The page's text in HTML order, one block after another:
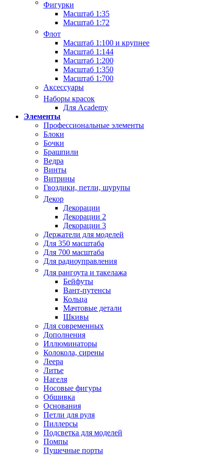
Фигурки
Масштаб 1:35
Масштаб 1:72
Флот
Масштаб 1:100 и крупнее
Масштаб 1:144
Масштаб 1:200
Масштаб 1:350
Масштаб 1:700
Аксессуары
Наборы красок
Для Academy
Элементы
Профессиональные элементы
Блоки
Бочки
Брашпили
Ведра
Винты
Витрины
Гвоздики, петли, шурупы
Декор
Декорации
Декорации 2
Декорации 3
Держатели для моделей
Для 350 масштаба
Для 700 масштаба
Для радиоуправления
Для рангоута и такелажа
Бейфуты
Вант-путенсы
Кольца
Мачтовые детали
Шкивы
Для современных
Дополнения
Иллюминаторы
Колокола, сирены
Леера
Литье
Нагеля
Носовые фигуры
Обшивка
Основания
Петли для руля
Пиллерсы
Подсветка для моделей
Помпы
Пушечные порты